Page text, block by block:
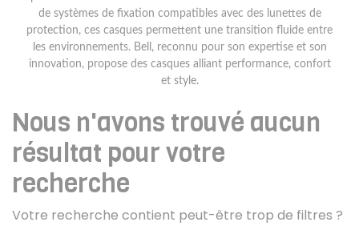
de systèmes de fixation compatibles avec des lunettes de
protection, ces casques permettent une transition fluide entre
les environnements. Bell, reconnu pour son expertise et son
innovation, propose des casques alliant performance, confort
et style.
Nous n'avons trouvé aucun
résultat pour votre
recherche
Votre recherche contient peut-être trop de filtres ?